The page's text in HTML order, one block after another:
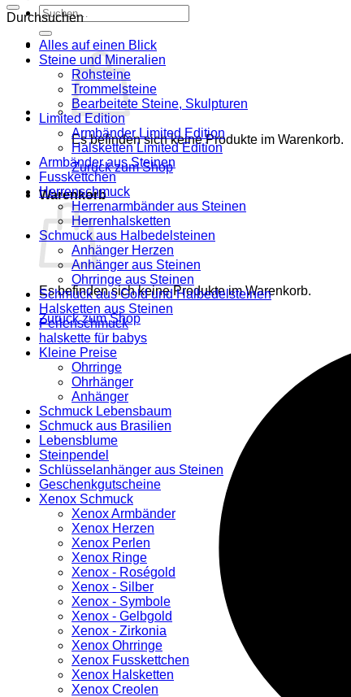
Suche
nach:
Es befinden sich keine Produkte im Warenkorb.
Zurück zum Shop
Warenkorb
Es befinden sich keine Produkte im Warenkorb.
Zurück zum Shop
Durchsuchen
Alles auf einen Blick
Steine und Mineralien
Rohsteine
Trommelsteine
Bearbeitete Steine, Skulpturen
Limited Edition
Armbänder Limited Edition
Halsketten Limited Edition
Armbänder aus Steinen
Fusskettchen
Herrenschmuck
Herrenarmbänder aus Steinen
Herrenhalsketten
Schmuck aus Halbedelsteinen
Anhänger Herzen
Anhänger aus Steinen
Ohrringe aus Steinen
Schmuck aus Gold und Halbedelsteinen
Halsketten aus Steinen
Perlenschmuck
halskette für babys
Kleine Preise
Ohrringe
Ohrhänger
Anhänger
Schmuck Lebensbaum
Schmuck aus Brasilien
Lebensblume
Steinpendel
Schlüsselanhänger aus Steinen
Geschenkgutscheine
Xenox Schmuck
Xenox Armbänder
Xenox Herzen
Xenox Perlen
Xenox Ringe
Xenox - Roségold
Xenox - Silber
Xenox - Symbole
Xenox - Gelbgold
Xenox - Zirkonia
Xenox Ohrringe
Xenox Fusskettchen
Xenox Halsketten
Xenox Creolen